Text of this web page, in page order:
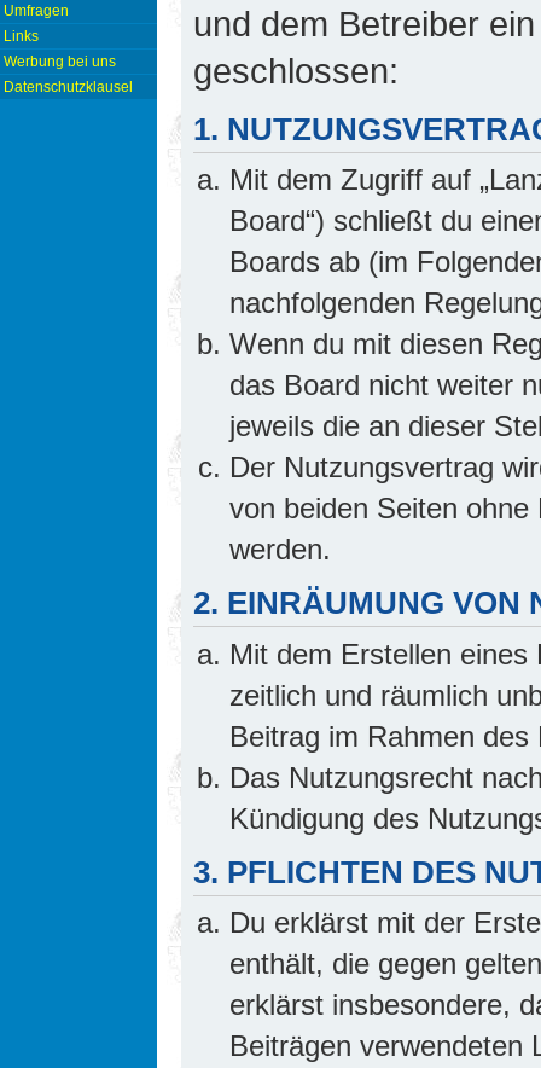
Umfragen
Links
Werbung bei uns
Datenschutzklausel
und dem Betreiber
geschlossen:
1.
Mit dem Zugriff auf
Board“) schließt du
Boards ab (im
nachfolgenden
Wenn du mit diesen
das Board nicht weiter
jeweils die an dieser
Der Nutzungsvertrag
von beiden Seiten
werden.
2. EINRÄUMUNG VON
Mit dem Erstellen
zeitlich und räumlich
Beitrag im Rahmen
Das Nutzungsrecht
Kündigung des
3. PFLICHTEN DES
Du erklärst mit der
enthält, die gegen
erklärst insbesondere,
Beiträgen verwendeten